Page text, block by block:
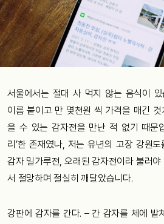
서울에서는 절대 사 먹지 않는 음식이
이름 붙이고 만 몇천원 씩 가격을 매긴
을 수 있는 감자전을 만난 적 없기 때문
리’한 존재였나, 저는 유년의 고장 강원
감자 밀가루전, 오래된 감자전이라 불러야
서 절망하며 절실히 깨달았습니다.
강판에 감자를 간다. – 간 감자를 체에 밭